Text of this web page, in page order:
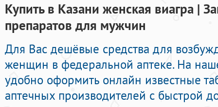
Купить в Казани женская виагра |
препаратов для мужчин
Для Вас дешёвые средства для
женщин в федеральной аптеке. На
удобно оформить онлайн известные
аптечных производителей с быстрой